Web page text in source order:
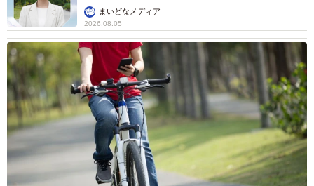
まいどなメディア
2026.08.05